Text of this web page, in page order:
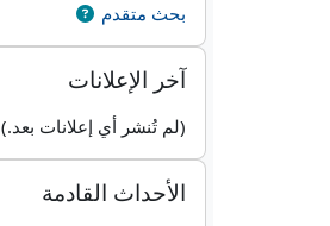
بحث متقدم
تجاوز آخر الإعلانات
آخر الإعلانات
(لم تُنشر أي إعلانات بعد.)
تجاوز الأحداث القادمة
الأحداث القادمة